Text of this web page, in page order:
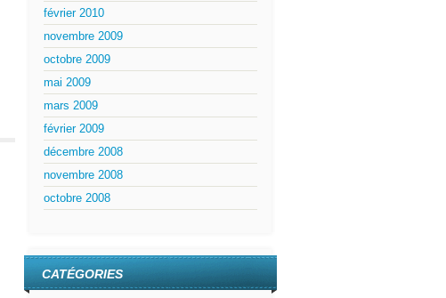
février 2010
novembre 2009
octobre 2009
mai 2009
mars 2009
février 2009
décembre 2008
novembre 2008
octobre 2008
CATÉGORIES